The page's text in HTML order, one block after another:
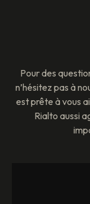
Pour des
n’hésitez pas à
est prête à vous
Rialto aussi